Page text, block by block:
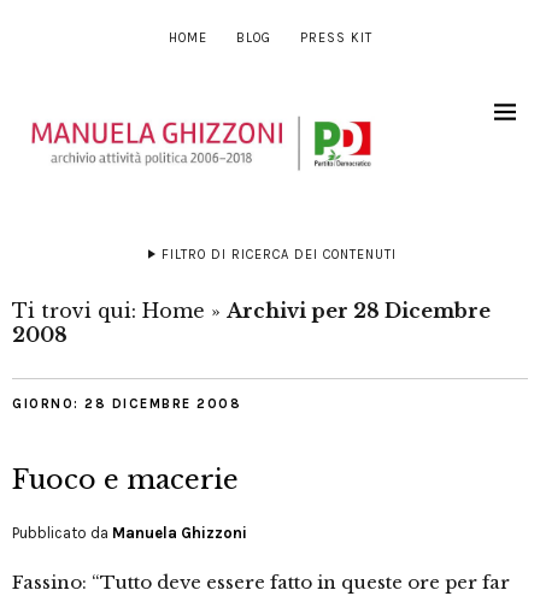
HOME BLOG PRESS KIT
FILTRO DI RICERCA DEI CONTENUTI
Ti trovi qui: Home » Archivi per 28 Dicembre
2008
GIORNO: 28 DICEMBRE 2008
Fuoco e macerie
Pubblicato da Manuela Ghizzoni
Fassino: “Tutto deve essere fatto in queste ore per far